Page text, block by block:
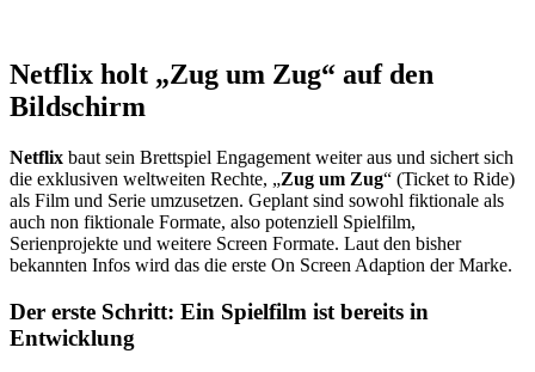
Netflix holt „Zug um Zug“ auf den
Bildschirm
Netflix baut sein Brettspiel Engagement weiter aus und sichert sich
die exklusiven weltweiten Rechte, „Zug um Zug“ (Ticket to Ride)
als Film und Serie umzusetzen. Geplant sind sowohl fiktionale als
auch non fiktionale Formate, also potenziell Spielfilm,
Serienprojekte und weitere Screen Formate. Laut den bisher
bekannten Infos wird das die erste On Screen Adaption der Marke.
Der erste Schritt: Ein Spielfilm ist bereits in
Entwicklung